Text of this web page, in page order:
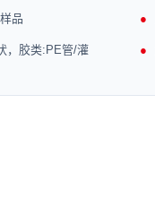
品
，胶类:PE管/灌